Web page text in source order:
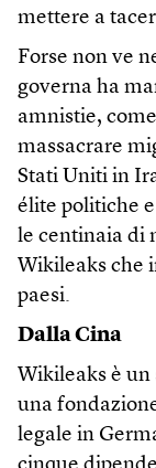
mettere a
Forse non ve
governa ha
amnistie,
massacrare
Stati Uniti in
élite politiche
le centinaia di
Wikileaks che
paesi.
Dalla Cina
Wikileaks è un
una
legale in